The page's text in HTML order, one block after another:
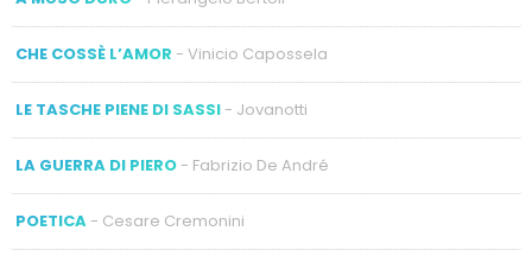
CHE COSSÈ L’AMOR - Vinicio Capossela
LE TASCHE PIENE DI SASSI- Jovanotti
LA GUERRA DI PIERO- Fabrizio De André
POETICA- Cesare Cremonini